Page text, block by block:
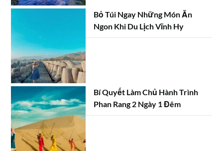
Bỏ Túi Ngay Những Món Ăn
Ngon Khi Du Lịch Vĩnh Hy
Bí Quyết Làm Chủ Hành Trình
Phan Rang 2 Ngày 1 Đêm